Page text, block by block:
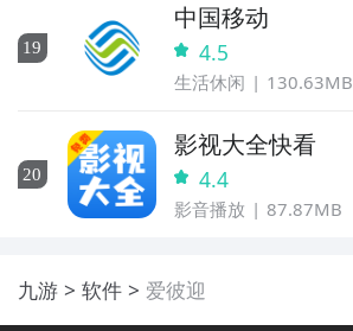
19
中国移动
4.5
生活休闲 130.63MB
20
影视大全快看
4.4
影音播放 87.87MB
九游 软件 爱彼迎